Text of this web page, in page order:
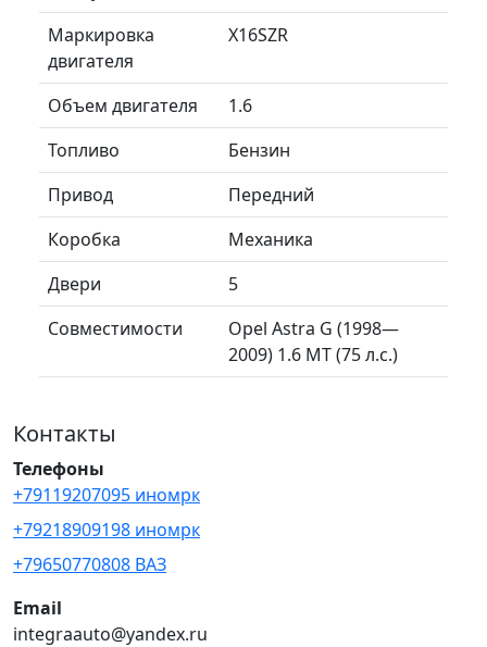
Маркировка
двигателя
X16SZR
Объем двигателя
1.6
Топливо
Бензин
Привод
Передний
Коробка
Механика
Двери
5
Совместимости
Opel Astra G (1998—
2009) 1.6 MT (75 л.с.)
Контакты
Телефоны
+79119207095 иномрк
+79218909198 иномрк
+79650770808 ВАЗ
Email
integraauto@yandex.ru